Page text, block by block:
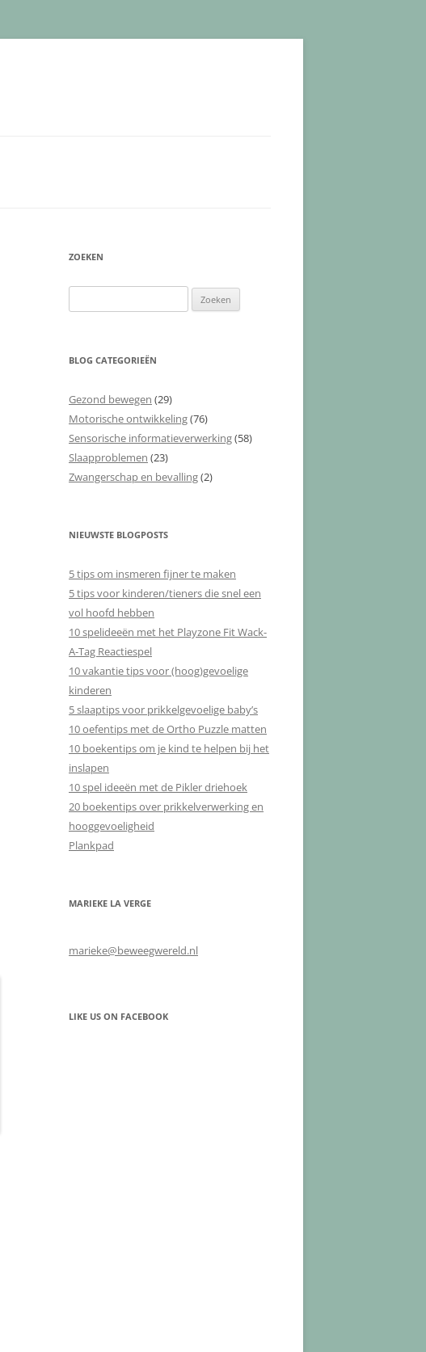
ZOEKEN
naar:
BLOG CATEGORIEËN
Gezond bewegen (29)
Motorische ontwikkeling(76)
Sensorische informatieverwerking(58)
Slaapproblemen (23)
Zwangerschap en bevalling(2)
NIEUWSTE BLOGPOSTS
5 tips om insmeren fijner te maken
5 tips voor kinderen/tieners die snel een
vol hoofd hebben
10 spelideeën met het Playzone Fit Wack-
A-Tag Reactiespel
10 vakantie tips voor (hoog)gevoelige
kinderen
5 slaaptips voor prikkelgevoelige baby’s
10 oefentips met de Ortho Puzzle matten
10 boekentips om je kind te helpen bij het
inslapen
10 spel ideeën met de Pikler driehoek
20 boekentips over prikkelverwerking en
hooggevoeligheid
Plankpad
MARIEKE LA VERGE
marieke@beweegwereld.nl
LIKE US ON FACEBOOK